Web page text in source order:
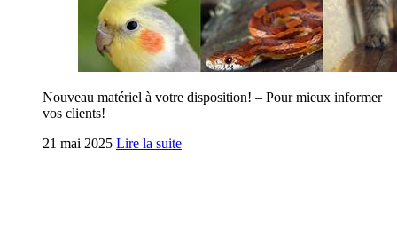
Nouveau matériel à votre disposition! – Pour mieux informer
vos clients!
21 mai 2025 Lire la suite